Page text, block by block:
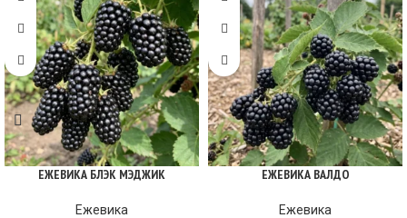
ЕЖЕВИКА БЛЭК МЭДЖИК
Ежевика
ЕЖЕВИКА ВАЛДО
Ежевика